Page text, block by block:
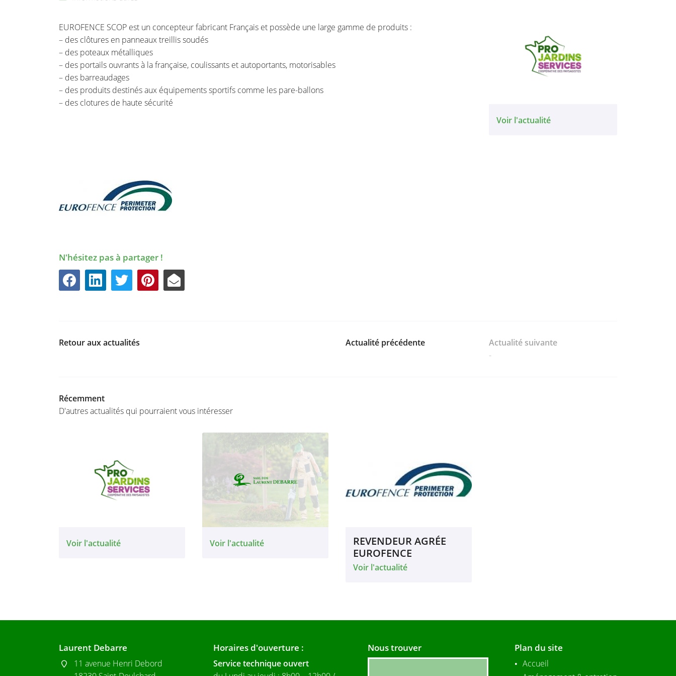
INSCRIPTION
EUROFENCE SCOP est un concepteur fabricant Français et possède une large gamme de produits :
– des clôtures en panneaux treillis soudés
– des poteaux métalliques
– des portails ouvrants à la française, coulissants et autoportants, motorisables
– des barreaudages
– des produits destinés aux équipements sportifs comme les pare-ballons
– des clotures de haute sécurité
N'hésitez pas à partager !
Voir l'actualité
Retour aux actualités Actualité précédente
Actualité suivante
-
Récemment
D'autres actualités qui pourraient vous intéresser
Voir l'actualité Voir l'actualité
REVENDEUR AGRÉE
EUROFENCE
Voir l'actualité
Laurent Debarre
11 avenue Henri Debord
Horaires d'ouverture :
Service technique ouvert
Nous trouver Plan du site
Accueil